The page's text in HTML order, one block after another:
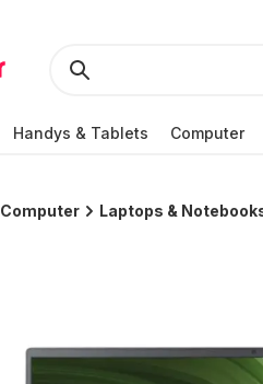
Handys & Tablets Computer
Computer Laptops &